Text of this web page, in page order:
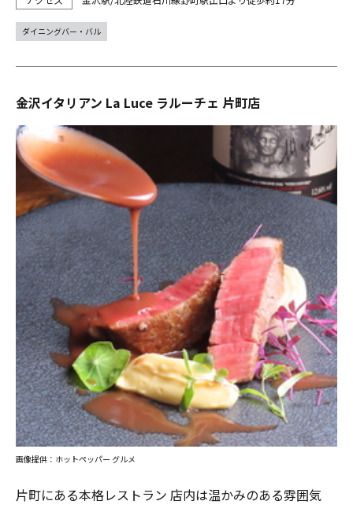
ダイニングバー・バル
金沢イタリアン La Luce ラルーチェ 片町店
片町にある本格レストラン 店内は温かみのある雰囲気
画像提供：ホットペッパー グルメ